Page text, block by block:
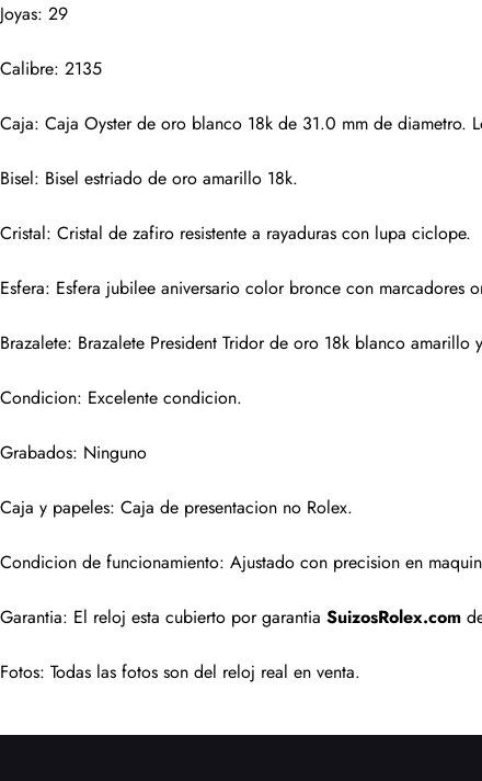
Joyas: 29
Calibre: 2135
Caja: Caja Oyster de oro blanco 18k de 31.0 mm de diametro.
Bisel: Bisel estriado de oro amarillo 18k.
Cristal: Cristal de zafiro resistente a rayaduras con lupa ciclope.
Esfera: Esfera jubilee aniversario color bronce con marcadores
Brazalete: Brazalete President Tridor de oro 18k blanco
Condicion: Excelente condicion.
Grabados: Ninguno
Caja y papeles: Caja de presentacion no Rolex.
Condicion de funcionamiento: Ajustado con precision en
Garantia: El reloj esta cubierto por garantia SuizosRolex.com
Fotos: Todas las fotos son del reloj real en venta.